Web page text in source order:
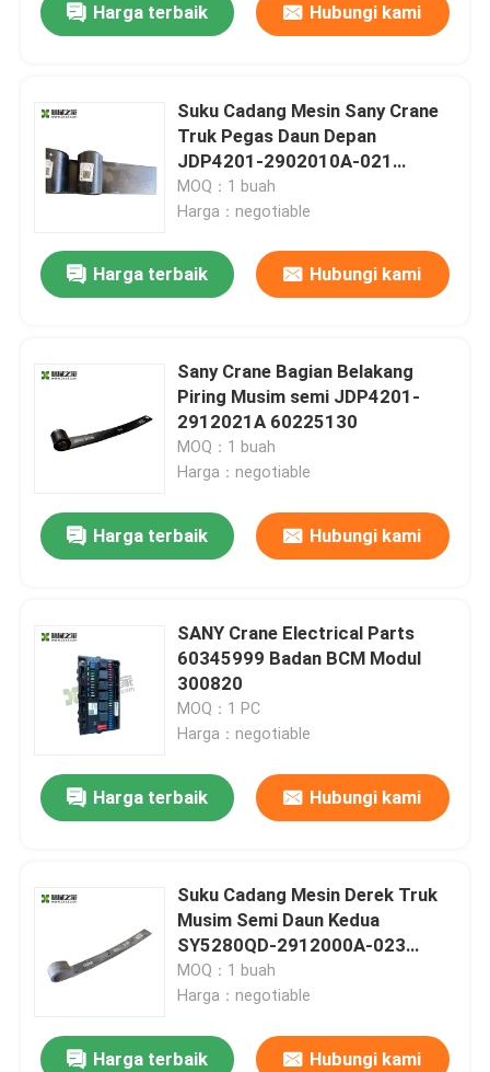
Harga terbaik Hubungi kami
Suku Cadang Mesin Sany Crane
Truk Pegas Daun Depan
JDP4201-2902010A-021
60342377
MOQ：1 buah
Harga：negotiable
Harga terbaik Hubungi kami
Sany Crane Bagian Belakang
Piring Musim semi JDP4201-
2912021A 60225130
MOQ：1 buah
Harga：negotiable
Harga terbaik Hubungi kami
SANY Crane Electrical Parts
60345999 Badan BCM Modul
300820
MOQ：1 PC
Harga：negotiable
Harga terbaik Hubungi kami
Suku Cadang Mesin Derek Truk
Musim Semi Daun Kedua
SY5280QD-2912000A-023
60259965
MOQ：1 buah
Harga：negotiable
Harga terbaik Hubungi kami